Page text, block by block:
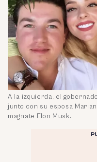
A la izquierda, el
junto con su esposa
magnate Elon Musk.